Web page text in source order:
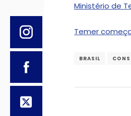
Ministério de
Temer
BRASIL